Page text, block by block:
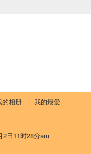
的相册 我的最爱
2日11时28分am